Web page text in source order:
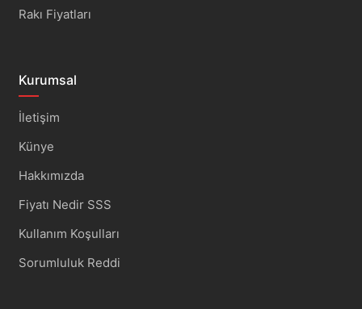
Rakı Fiyatları
Kurumsal
İletişim
Künye
Hakkımızda
Fiyatı Nedir SSS
Kullanım Koşulları
Sorumluluk Reddi